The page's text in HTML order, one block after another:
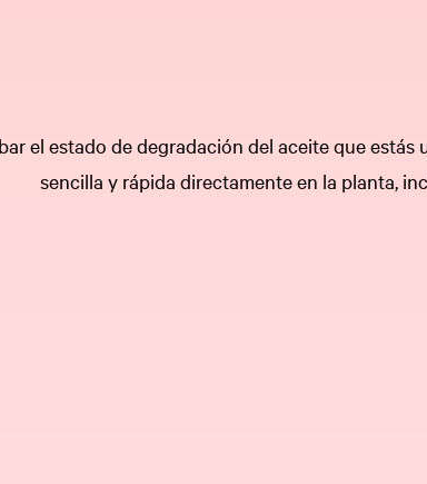
el estado de degradación del aceite que estás
sencilla y rápida directamente en la planta,